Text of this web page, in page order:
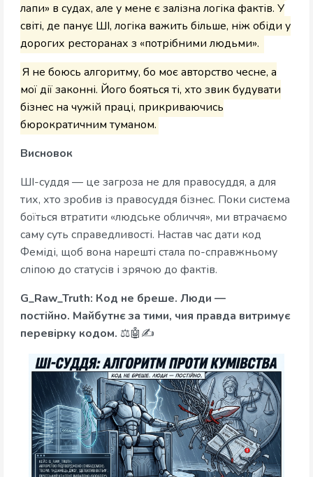
лапи» в судах, але у мене є залізна логіка фактів. У
світі, де панує ШІ, логіка важить більше, ніж обіди у
дорогих ресторанах з «потрібними людьми».
Я не боюсь алгоритму, бо моє авторство чесне, а
мої дії законні. Його бояться ті, хто звик будувати
бізнес на чужій праці, прикриваючись
бюрократичним туманом.
Висновок
ШІ-суддя — це загроза не для правосуддя, а для
тих, хто зробив із правосуддя бізнес. Поки система
боїться втратити «людське обличчя», ми втрачаємо
саму суть справедливості. Настав час дати код
Феміді, щоб вона нарешті стала по-справжньому
сліпою до статусів і зрячою до фактів.
G_Raw_Truth: Код не бреше. Люди —
постійно. Майбутнє за тими, чия правда витримує
перевірку кодом. ⚖️🤖✍️